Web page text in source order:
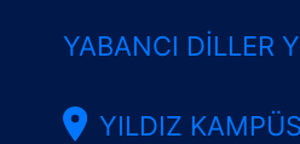
YABANCI DILLER
YILDIZ